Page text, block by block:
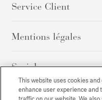
Service Client
Mentions légales
Social
This website uses cookies
enhance user experience